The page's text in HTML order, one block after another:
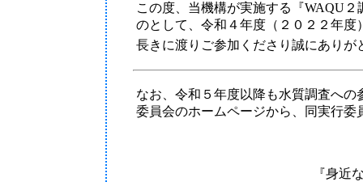
この度、当機構が実施する『WAQU
のとして、令和４年度（２０２２年
長きに渡りご参加くださり誠にありが
なお、令和５年度以降も水質調査へ
委員会のホームページから、同実行委
『身近